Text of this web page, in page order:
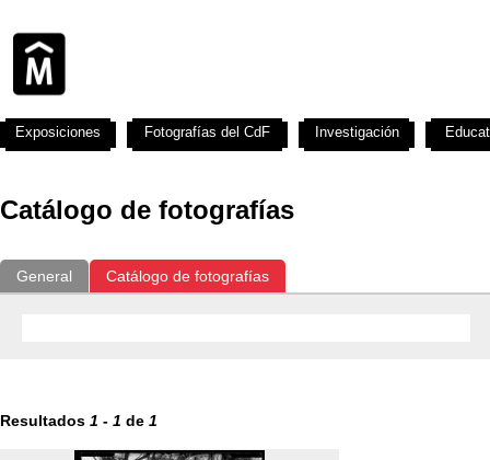
Catálogo de fotografías
General Catálogo de fotografías
Resultados 1 - 1 de 1
Exposiciones Fotografías del CdF Investigación